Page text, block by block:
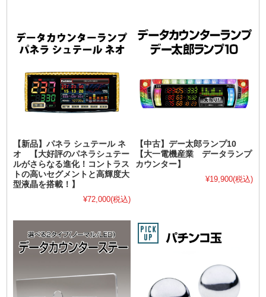
【新品】パネラ シュテール ネ
オ 【大好評のパネラシュテー
ルがさらなる進化！コントラス
トの高いセグメントと高輝度大
型液晶を搭載！】
¥72,000(税込)
【中古】デー太郎ランプ10
【大一電機産業 データランプ
カウンター】
¥19,900(税込)